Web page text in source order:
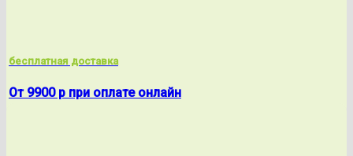
бесплатная доставка
От 9900 р при оплате онлайн